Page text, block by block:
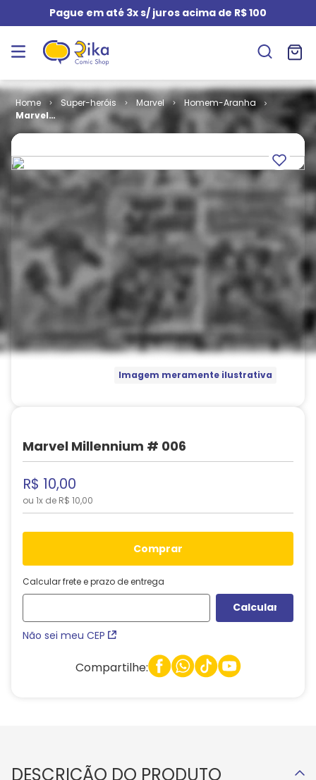
Pague em até 3x s/ juros acima de R$ 100
Super-heróis Marvel
Homem-Aranha
Marvel
Millennium #
Imagem meramente ilustrativa
Marvel Millennium # 006
R$ 10,00
ou 1x de R$ 10,00
comprar
Calcular frete e prazo de entrega
Não sei meu CEP
Compartilhe:
DESCRIÇÃO DO PRODUTO